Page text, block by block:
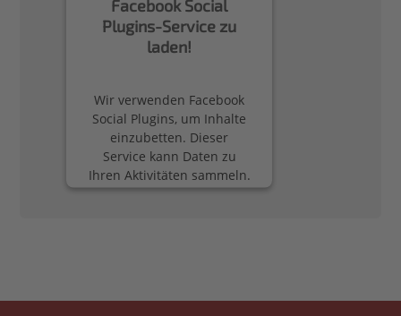
Facebook Social
Plugins-Service zu
laden!
Wir verwenden Facebook
Social Plugins, um Inhalte
einzubetten. Dieser
Service kann Daten zu
Ihren Aktivitäten sammeln.
Bitte lesen Sie die Details
Mehr Informationen